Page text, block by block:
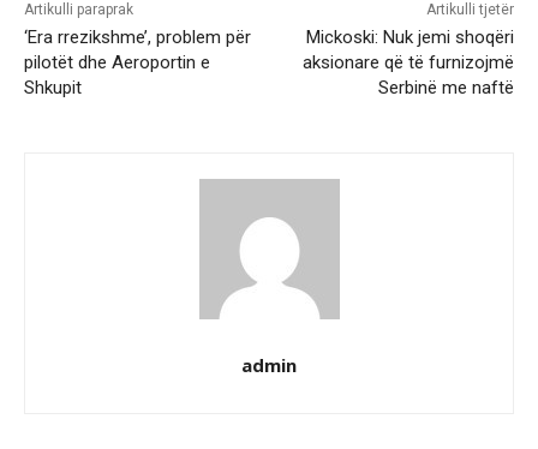
Artikulli paraprak
‘Era rrezikshme’, problem për
pilotët dhe Aeroportin e
Shkupit
Artikulli tjetër
Mickoski: Nuk jemi shoqëri
aksionare që të furnizojmë
Serbinë me naftë
admin